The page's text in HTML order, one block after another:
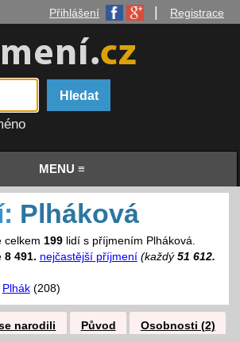
Přihlášení Registrace
MENU ≡
Plháková
celkem 199lidí s příjmením Plháková.
8 491. nejčastější příjmení (každý 51 612.
Plhák(208)
narodili Původ
Osobnosti (2)